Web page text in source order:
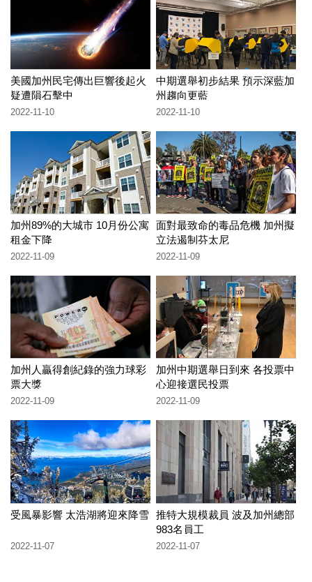
美國加州民宅傳出巨響後起火
疑遭隕石擊中
2022-11-10
中期選舉初步結果 預示深藍加
州趨向更藍
2022-11-10
加州89%的大城市 10月份公寓
租金下降
2022-11-09
面對最致命的毒品危機 加州擬
立法遏制芬太尼
2022-11-09
加州人贏得創紀錄的強力球彩
票大獎
2022-11-09
加州中期選舉日到來 各投票中
心迎接選民投票
2022-11-09
受風暴影響 太浩湖將迎來降雪
2022-11-07
推特大規模裁員 波及加州總部
983名員工
2022-11-07